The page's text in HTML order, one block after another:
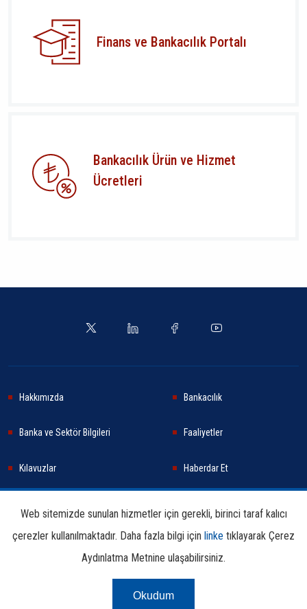
Finans ve Bankacılık Portalı
Bankacılık Ürün ve Hizmet
Ücretleri
Hakkımızda Bankacılık
Banka ve Sektör Bilgileri Faaliyetler
Kılavuzlar Haberdar Et
Araştırma ve Yayınlar İletişim Bilgileri
Kullanım
Web sitemizde sunulan hizmetler için gerekli, birinci taraf kalıcı
çerezler kullanılmaktadır. Daha fazla bilgi için linke tıklayarak Çerez
Aydınlatma Metnine ulaşabilirsiniz.
Okudum